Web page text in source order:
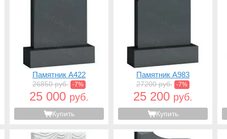
Памятник A422
26850 руб. -7%
25 000 руб.
Купить
Памятник A983
27200 руб. -7%
25 200 руб.
Купить